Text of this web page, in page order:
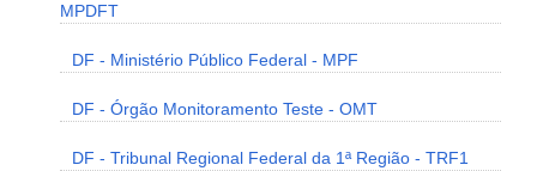
MPDFT
DF - Ministério Público Federal - MPF
DF - Órgão Monitoramento Teste - OMT
DF - Tribunal Regional Federal da 1ª Região - TRF1